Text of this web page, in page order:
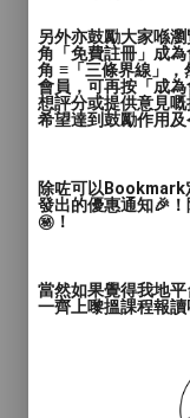
另外亦鼓勵大家喺
角「免費註冊」成
角 ≡「三條界線」
會員，可再按「成
想評分或提供意見嘅
希望達到鼓勵作用及
除咗可以Bookmark
發出的優惠通知🎉
㊙️！
當然如果覺得我地
一齊上嚟搵課程報讀